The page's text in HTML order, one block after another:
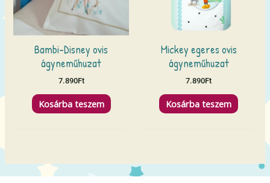
Bambi-Disney ovis
ágyneműhuzat
7.890Ft
Kosárba teszem
Mickey egeres ovis
ágyneműhuzat
7.890Ft
Kosárba teszem